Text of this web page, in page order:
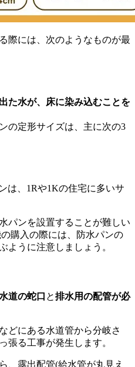
際には、次のようなものが最
た水が、床に染み込むことを
の定形サイズは、主に次の3
は、1Rや1Kの住宅に多いサ
パンを設置することが難しい
購入の際には、防水パンの
ように注意しましょう。
水道の蛇口 と排水用の配管が必
どにある水道管から分岐さ
張る工事が発生します。
、露出配管(給水管が丸見え